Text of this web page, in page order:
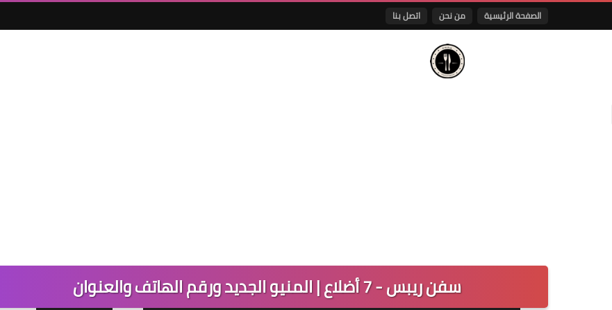
الصفحة الرئيسية من نحن اتصل بنا
سفن ريبس - 7 أضلاع | المنيو الجديد ورقم الهاتف والعنوان